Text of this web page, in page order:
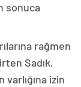
sonuca
rağmen
Sadık,
izin